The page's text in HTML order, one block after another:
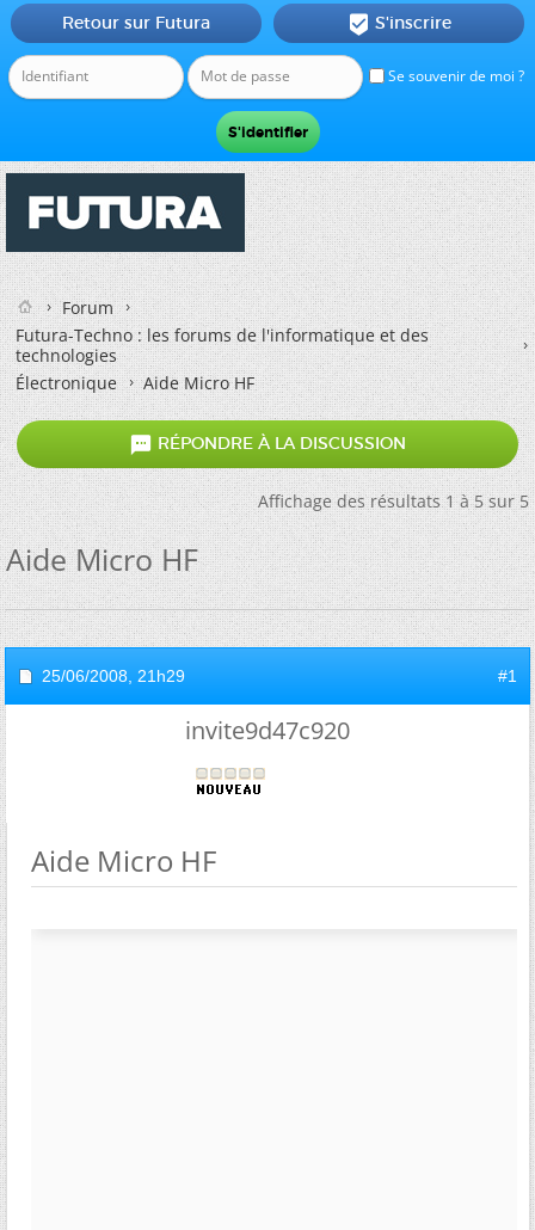
Se souvenir de moi ?
Retour sur Futura  S'inscrire
Forum
Futura-Techno : les forums de l'informatique et des
technologies
Électronique
Aide Micro HF
 RÉPONDRE À LA DISCUSSION
Affichage des résultats 1 à 5 sur 5
Aide Micro HF
25/06/2008, 21h29 #1
invite9d47c920
Aide Micro HF